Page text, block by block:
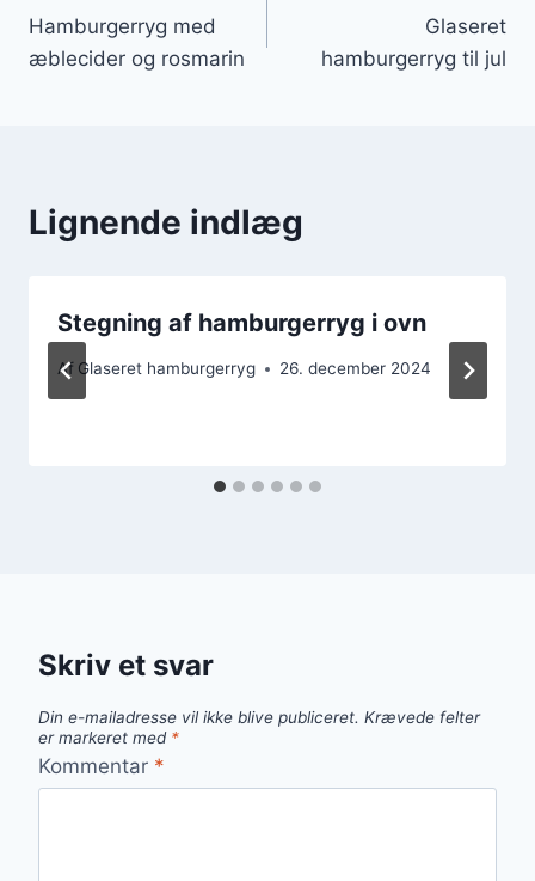
Hamburgerryg med
æblecider og rosmarin
Glaseret
hamburgerryg til jul
Lignende indlæg
Stegning af hamburgerryg i ovn
Af Glaseret hamburgerryg 26. december 2024
Skriv et svar
Din e-mailadresse vil ikke blive publiceret. Krævede felter
er markeret med *
Kommentar *